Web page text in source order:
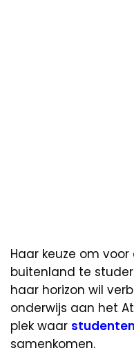
Haar keuze om
buitenland te
haar horizon wil
onderwijs aan het
plek waar studenten
samenkomen.